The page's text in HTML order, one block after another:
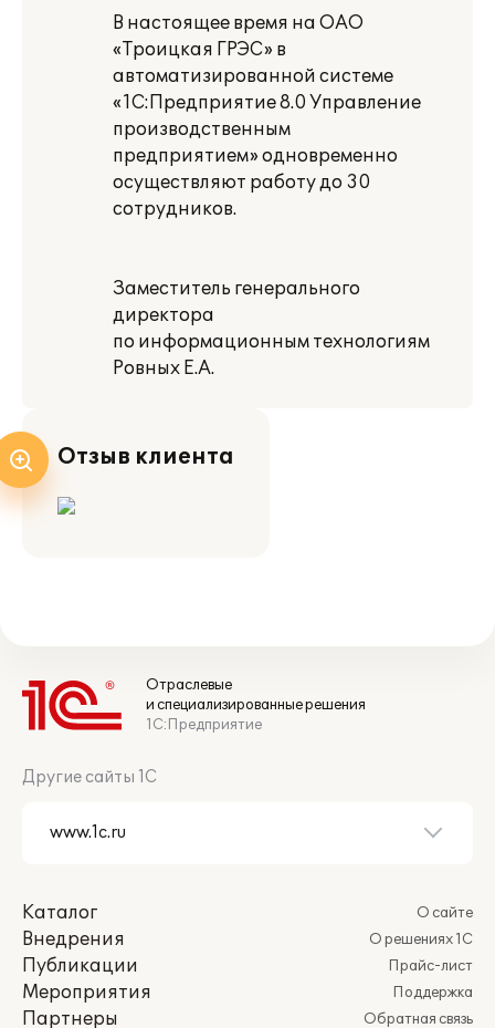
В настоящее время на ОАО
«Троицкая ГРЭС» в
автоматизированной системе
«1С:Предприятие 8.0 Управление
производственным
предприятием» одновременно
осуществляют работу до 30
сотрудников.
Заместитель генерального
директора
по информационным технологиям
Ровных Е.А.
Отзыв клиента
Отраслевые
и специализированные решения
1С:Предприятие
Другие сайты 1С
Каталог
Внедрения
Публикации
Мероприятия
Партнеры
О сайте
О решениях 1С
Прайс-лист
Поддержка
Обратная связь